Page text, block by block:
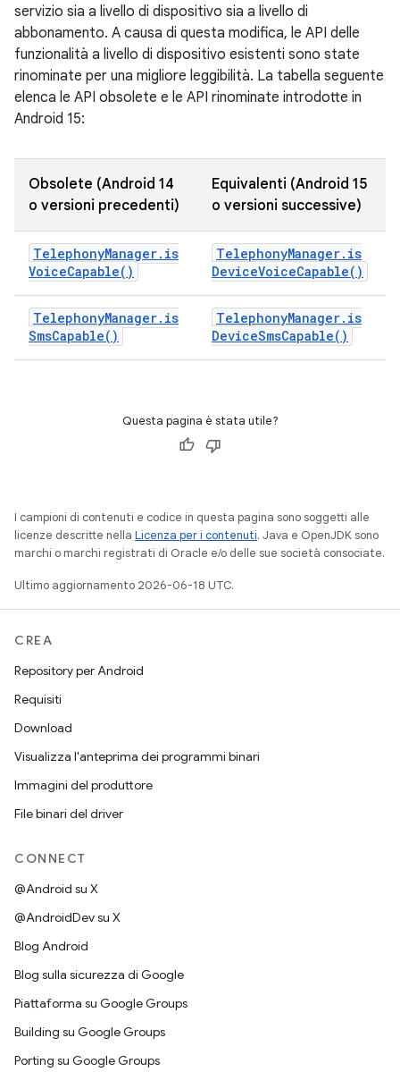
servizio sia a livello di dispositivo sia a livello di
abbonamento. A causa di questa modifica, le API delle
funzionalità a livello di dispositivo esistenti sono state
rinominate per una migliore leggibilità. La tabella seguente
elenca le API obsolete e le API rinominate introdotte in
Android 15:
Obsolete (Android 14
o versioni precedenti)
Equivalenti (Android 15
o versioni successive)
TelephonyManager. is
VoiceCapable( )
TelephonyManager. is
DeviceVoiceCapable( )
TelephonyManager. is
SmsCapable( )
TelephonyManager. is
DeviceSmsCapable( )
Questa pagina è stata utile?
I campioni di contenuti e codice in questa pagina sono soggetti alle
licenze descritte nella Licenza per i contenuti. Java e OpenJDK sono
marchi o marchi registrati di Oracle e/o delle sue società consociate.
Ultimo aggiornamento 2026-06-18 UTC.
CREA
Repository per Android
Requisiti
Download
Visualizza l'anteprima dei programmi binari
Immagini del produttore
File binari del driver
CONNECT
@Android su X
@AndroidDev su X
Blog Android
Blog sulla sicurezza di Google
Piattaforma su Google Groups
Building su Google Groups
Porting su Google Groups